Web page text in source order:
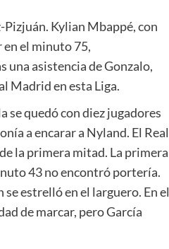
Kylian Mbappé, con
en el minuto 75,
una asistencia de Gonzalo,
Madrid en esta Liga.
se quedó con diez jugadores
a encarar a Nyland. El Real
la primera mitad. La primera
43 no encontró portería.
estrelló en el larguero. En el
de marcar, pero García